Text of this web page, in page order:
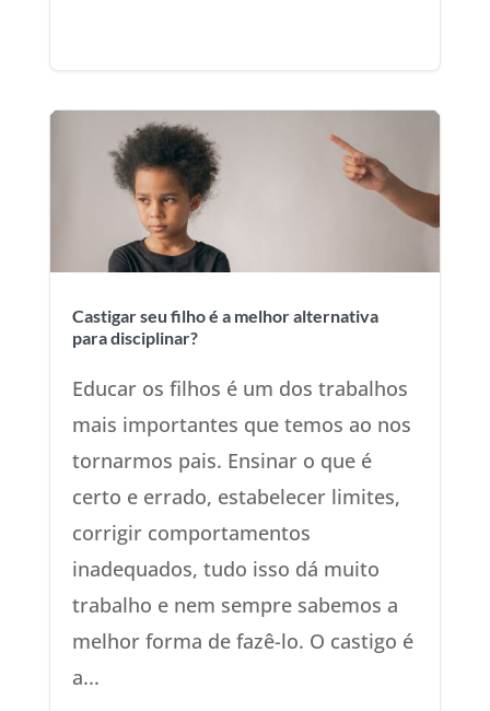
Castigar seu filho é a melhor alternativa
para disciplinar?
Educar os filhos é um dos trabalhos
mais importantes que temos ao nos
tornarmos pais. Ensinar o que é
certo e errado, estabelecer limites,
corrigir comportamentos
inadequados, tudo isso dá muito
trabalho e nem sempre sabemos a
melhor forma de fazê-lo. O castigo é
a...